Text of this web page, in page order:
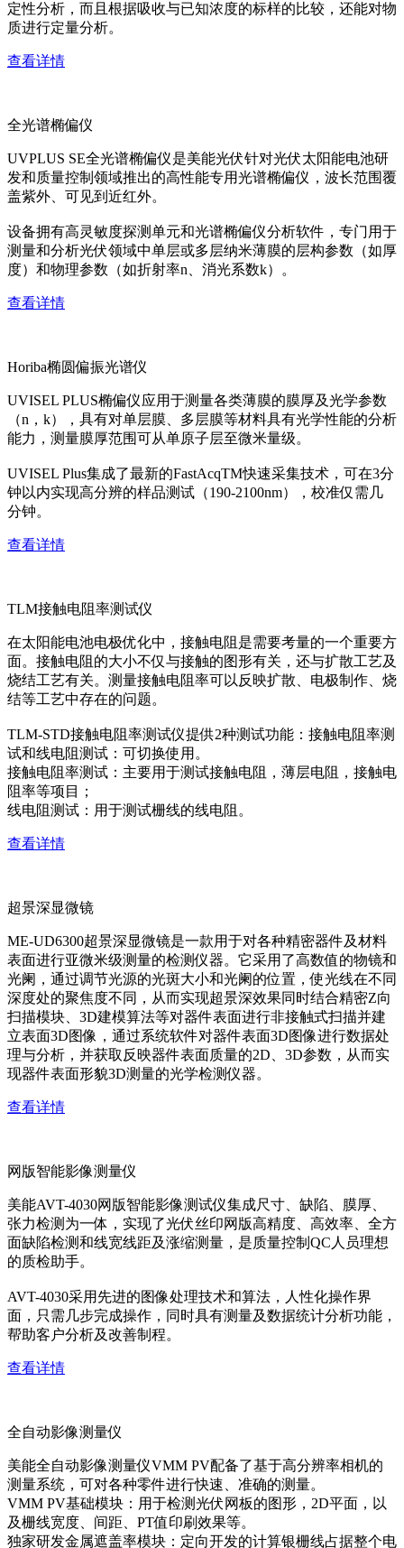
定性分析，而且根据吸收与已知浓度的标样的比较，还能对物
质进行定量分析。
查看详情
全光谱椭偏仪
UVPLUS SE全光谱椭偏仪是美能光伏针对光伏太阳能电池研
发和质量控制领域推出的高性能专用光谱椭偏仪，波长范围覆
盖紫外、可见到近红外。
设备拥有高灵敏度探测单元和光谱椭偏仪分析软件，专门用于
测量和分析光伏领域中单层或多层纳米薄膜的层构参数（如厚
度）和物理参数（如折射率n、消光系数k）。
查看详情
Horiba椭圆偏振光谱仪
UVISEL PLUS椭偏仪应用于测量各类薄膜的膜厚及光学参数
（n，k），具有对单层膜、多层膜等材料具有光学性能的分析
能力，测量膜厚范围可从单原子层至微米量级。
UVISEL Plus集成了最新的FastAcqTM快速采集技术，可在3分
钟以内实现高分辨的样品测试（190-2100nm），校准仅需几
分钟。
查看详情
TLM接触电阻率测试仪
在太阳能电池电极优化中，接触电阻是需要考量的一个重要方
面。接触电阻的大小不仅与接触的图形有关，还与扩散工艺及
烧结工艺有关。测量接触电阻率可以反映扩散、电极制作、烧
结等工艺中存在的问题。
TLM-STD接触电阻率测试仪提供2种测试功能：接触电阻率测
试和线电阻测试：可切换使用。
接触电阻率测试：主要用于测试接触电阻，薄层电阻，接触电
阻率等项目；
线电阻测试：用于测试栅线的线电阻。
查看详情
超景深显微镜
ME-UD6300超景深显微镜是一款用于对各种精密器件及材料
表面进行亚微米级测量的检测仪器。它采用了高数值的物镜和
光阑，通过调节光源的光斑大小和光阑的位置，使光线在不同
深度处的聚焦度不同，从而实现超景深效果同时结合精密Z向
扫描模块、3D建模算法等对器件表面进行非接触式扫描并建
立表面3D图像，通过系统软件对器件表面3D图像进行数据处
理与分析，并获取反映器件表面质量的2D、3D参数，从而实
现器件表面形貌3D测量的光学检测仪器。
查看详情
网版智能影像测量仪
美能AVT-4030网版智能影像测试仪集成尺寸、缺陷、膜厚、
张力检测为一体，实现了光伏丝印网版高精度、高效率、全方
面缺陷检测和线宽线距及涨缩测量，是质量控制QC人员理想
的质检助手。
AVT-4030采用先进的图像处理技术和算法，人性化操作界
面，只需几步完成操作，同时具有测量及数据统计分析功能，
帮助客户分析及改善制程。
查看详情
全自动影像测量仪
美能全自动影像测量仪VMM PV配备了基于高分辨率相机的
测量系统，可对各种零件进行快速、准确的测量。
VMM PV基础模块：用于检测光伏网板的图形，2D平面，以
及栅线宽度、间距、PT值印刷效果等。
独家研发金属遮盖率模块：定向开发的计算银栅线占据整个电